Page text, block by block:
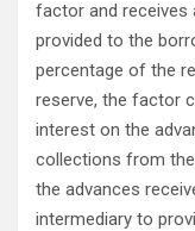
factor and receives
provided to the
percentage of the
reserve, the factor
interest on the
collections from
the advances
intermediary to